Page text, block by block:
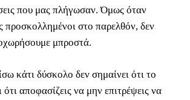
που μας πλήγωσαν. Όμως όταν
προσκολλημένοι στο παρελθόν, δεν
μπροστά.
κάτι δύσκολο δεν σημαίνει ότι το
ότι αποφασίζεις να μην επιτρέψεις να